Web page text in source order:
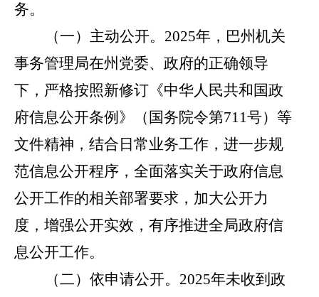
务。
（一）主动公开。 2025年，巴州机关
事务管理局在州党委、政府的正确领导
下，严格按照新修订《中华人民共和国政
府信息公开条例》（国务院令第711号） 等
文件精神，结合日常业务工作，进一步规
范信息公开程序，全面落实关于政府信息
公开工作的相关部署要求，加大公开力
度，增强公开实效，有序推进全局政府信
息公开工作。
（二） 依申请公开。 2025年未收到政